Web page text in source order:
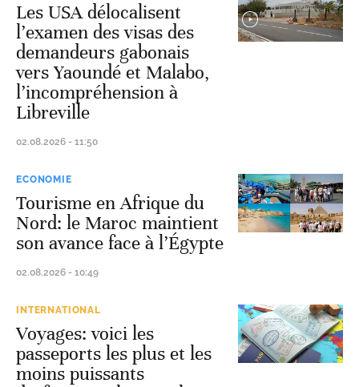
Les USA délocalisent
l’examen des visas des
demandeurs gabonais
vers Yaoundé et Malabo,
l’incompréhension à
Libreville
02.08.2026 - 11:50
ECONOMIE
Tourisme en Afrique du
Nord: le Maroc maintient
son avance face à l’Égypte
02.08.2026 - 10:49
INTERNATIONAL
Voyages: voici les
passeports les plus et les
moins puissants